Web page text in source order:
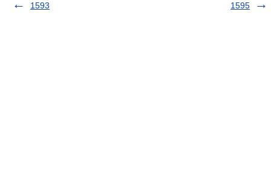
1593
1595